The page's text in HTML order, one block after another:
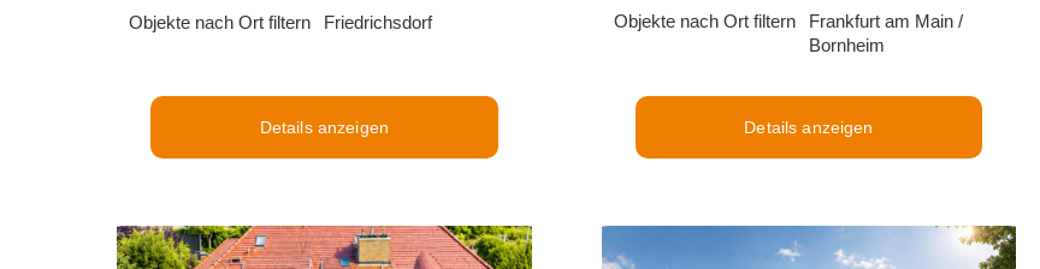
Objekte nach Ort filtern Friedrichsdorf
Details anzeigen
Objekte nach Ort filtern
Frankfurt am Main /
Bornheim
Details anzeigen